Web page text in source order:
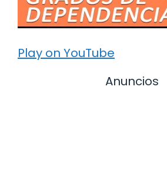
Play on YouTube
Anuncios